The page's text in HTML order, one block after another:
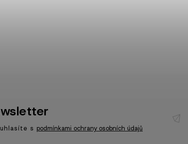
s podmínkami ochrany osobních údajů